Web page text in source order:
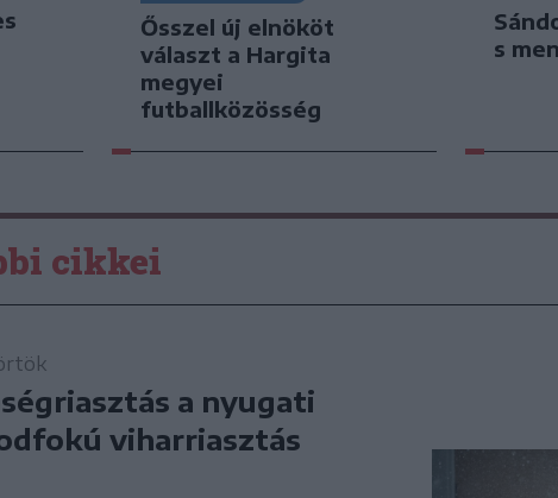
Ősszel új elnököt
választ a Hargita
megyei
futballközösség
s
cikkei
a nyugati
viharriasztás